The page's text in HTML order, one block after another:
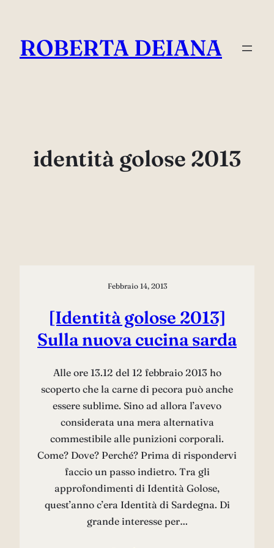
contenuto
ROBERTA DEIANA
identità golose 2013
Febbraio 14, 2013
[Identità golose 2013]
Sulla nuova cucina sarda
Alle ore 13.12 del 12 febbraio 2013 ho
scoperto che la carne di pecora può anche
essere sublime. Sino ad allora l’avevo
considerata una mera alternativa
commestibile alle punizioni corporali.
Come? Dove? Perché? Prima di rispondervi
faccio un passo indietro. Tra gli
approfondimenti di Identità Golose,
quest’anno c’era Identità di Sardegna. Di
grande interesse per…